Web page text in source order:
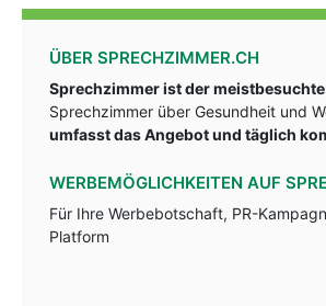
ÜBER SPRECHZIMMER.CH
Sprechzimmer ist der
Sprechzimmer über Gesundheit und
umfasst das Angebot und täglich
WERBEMÖGLICHKEITEN AUF
Für Ihre Werbebotschaft, PR-
Platform